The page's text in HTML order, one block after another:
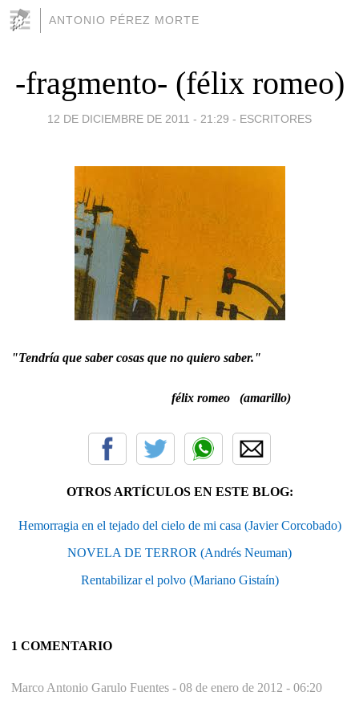
ANTONIO PÉREZ MORTE
-fragmento- (félix romeo)
12 DE DICIEMBRE DE 2011 - 21:29 - ESCRITORES
"Tendría que saber cosas que no quiero saber."
félix romeo (amarillo)
OTROS ARTÍCULOS EN ESTE BLOG:
Hemorragia en el tejado del cielo de mi casa (Javier Corcobado)
NOVELA DE TERROR (Andrés Neuman)
Rentabilizar el polvo (Mariano Gistaín)
1 COMENTARIO
Marco Antonio Garulo Fuentes - 08 de enero de 2012 - 06:20